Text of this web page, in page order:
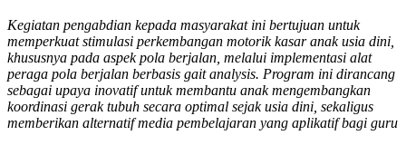
Kegiatan pengabdian kepada masyarakat ini bertujuan untuk
memperkuat stimulasi perkembangan motorik kasar anak usia dini,
khususnya pada aspek pola berjalan, melalui implementasi alat
peraga pola berjalan berbasis gait analysis. Program ini dirancang
sebagai upaya inovatif untuk membantu anak mengembangkan
koordinasi gerak tubuh secara optimal sejak usia dini, sekaligus
memberikan alternatif media pembelajaran yang aplikatif bagi guru